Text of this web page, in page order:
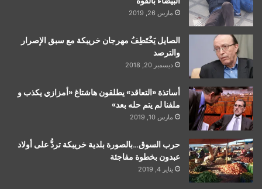
مارس 26, 2019
الصايل يَخْتَطِفُ مهرجان خريبكة مع سبق الإصرار
والترصد
ديسمبر 20, 2018
أساتذة «التعاقد» يطلقون هاشتاغ «أمزازي يكذب و
ملفنا لم يتم حله بعد»
مارس 10, 2019
حرب السوق…بالصورة بلدية خريبكة تردُّ على أولاد
عبدون بخطوة مفاجئة
يناير 4, 2019